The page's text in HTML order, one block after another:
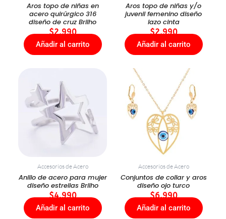
Aros topo de niñas en
acero quirúrgico 316
diseño de cruz Brilho
$2.990
Añadir al carrito
Aros topo de niñas y/o
juvenil femenino diseño
lazo cinta
$2.990
Añadir al carrito
Accesorios de Acero
Anillo de acero para mujer
diseño estrellas Brilho
$4.990
Añadir al carrito
Accesorios de Acero
Conjuntos de collar y aros
diseño ojo turco
$6.990
Añadir al carrito